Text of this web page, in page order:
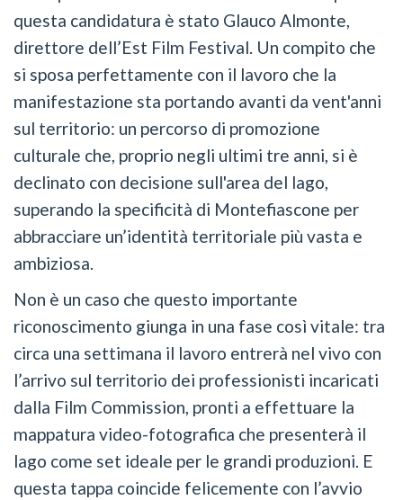
questa candidatura è stato Glauco Almonte,
direttore dell’Est Film Festival. Un compito che
si sposa perfettamente con il lavoro che la
manifestazione sta portando avanti da vent'anni
sul territorio: un percorso di promozione
culturale che, proprio negli ultimi tre anni, si è
declinato con decisione sull'area del lago,
superando la specificità di Montefiascone per
abbracciare un’identità territoriale più vasta e
ambiziosa.
Non è un caso che questo importante
riconoscimento giunga in una fase così vitale: tra
circa una settimana il lavoro entrerà nel vivo con
l’arrivo sul territorio dei professionisti incaricati
dalla Film Commission, pronti a effettuare la
mappatura video-fotografica che presenterà il
lago come set ideale per le grandi produzioni. E
questa tappa coincide felicemente con l’avvio